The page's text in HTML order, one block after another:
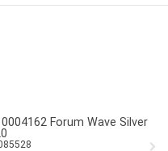
Forum Wave Silver